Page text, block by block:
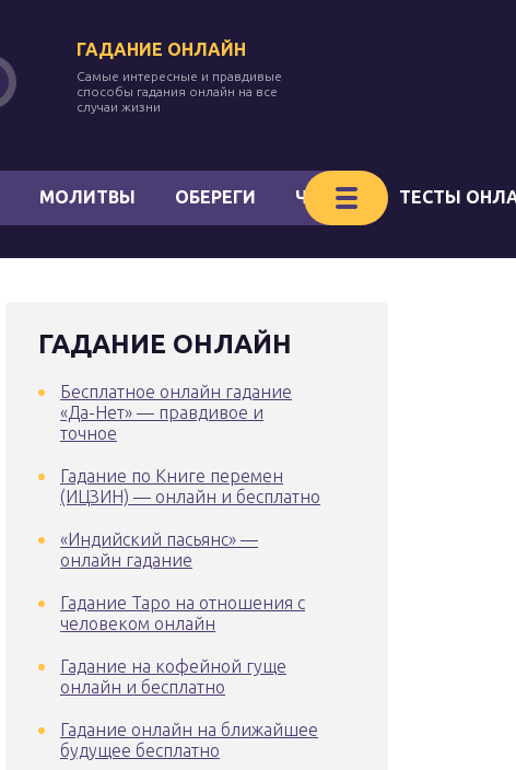
ГАДАНИЕ ОНЛАЙН
Самые интересные и правдивые
способы гадания онлайн на все
случаи жизни
МОЛИТВЫ ОБЕРЕГИ ЧАКРЫ ТЕСТЫ
ГАДАНИЕ ОНЛАЙН
Бесплатное онлайн гадание
«Да-Нет» — правдивое и
точное
Гадание по Книге перемен
(ИЦЗИН) — онлайн и бесплатно
«Индийский пасьянс» —
онлайн гадание
Гадание Таро на отношения с
человеком онлайн
Гадание на кофейной гуще
онлайн и бесплатно
Гадание онлайн на ближайшее
будущее бесплатно